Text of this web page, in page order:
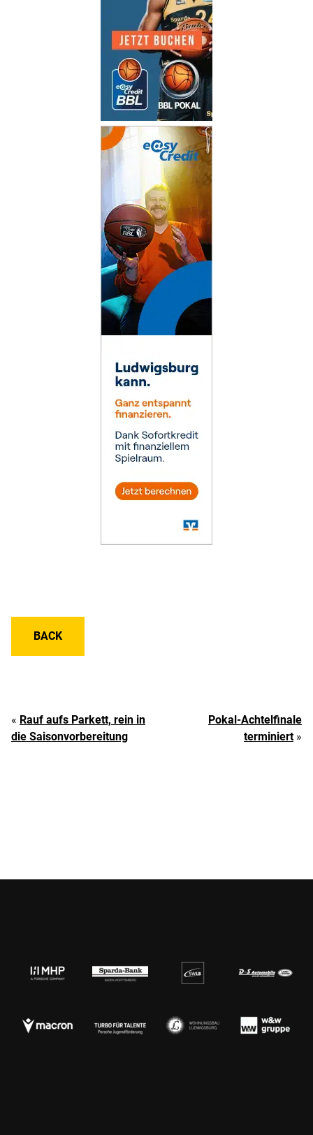
BACK
« Rauf aufs Parkett, rein in
die Saisonvorbereitung
Pokal-Achtelfinale
terminiert»